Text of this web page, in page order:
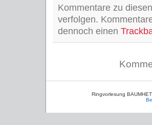
Kommentare zu
verfolgen.
dennoch einen
Ringvorlesung